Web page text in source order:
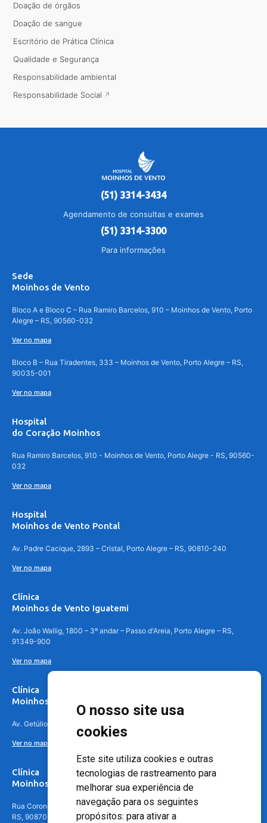
O nosso site usa
cookies
Este site utiliza cookies e outras
tecnologias de rastreamento para
melhorar sua experiência de
navegação para os seguintes
propósitos: para ativar a
Doação de órgãos
Doação de sangue
Escritório de Prática Clínica
Qualidade e Segurança
Responsabilidade ambiental
Responsabilidade Social
(51) 3314-3434
Agendamento de consultas e exames
(51) 3314-3300
Para informações
Sede
Moinhos de Vento
Bloco A e Bloco C – Rua Ramiro Barcelos, 910 – Moinhos de Vento, Porto
Alegre – RS, 90560-032
Ver no mapa
Bloco B – Rua Tiradentes, 333 – Moinhos de Vento, Porto Alegre – RS,
90035-001
Ver no mapa
Hospital
do Coração Moinhos
Rua Ramiro Barcelos, 910 - Moinhos de Vento, Porto Alegre - RS, 90560-
032
Ver no mapa
Hospital
Moinhos de Vento Pontal
Av. Padre Cacique, 2893 – Cristal, Porto Alegre – RS, 90810-240
Ver no mapa
Clínica
Moinhos de Vento Iguatemi
Av. João Wallig, 1800 – 3º andar – Passo d'Areia, Porto Alegre – RS,
91349-900
Ver no mapa
Clínica
Moinhos de Vento Canoas
Av. Getúlio Vargas, 4841 – Centro, Canoas – RS, 92010-010
Ver no mapa
Clínica
Moinhos de Vento - Teresópolis
Rua Coronel Aparício Borges, 250 - 3º andar - Teresópolis, Porto Alegre -
RS, 90870-016